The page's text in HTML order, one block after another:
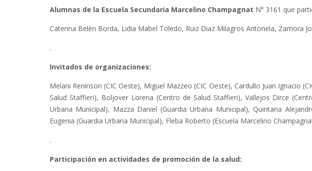
Alumnas de la Escuela Secundaria Marcelino Champagnat N° 3161 que
Caterina Belén Borda, Lidia Mabel Toledo, Ruiz Diaz Milagros Antonela, Zamora
.
Invitados de organizaciones:
Melani Reninson (CIC Oeste), Miguel Mazzeo (CIC Oeste), Cardullo Juan Ignacio
Salud Staffieri), Boljover Lorena (Centro de Salud Staffieri), Vallejos Dirce
Urbana Municipal), Mazza Daniel (Guardia Urbana Municipal), Quintana
Eugenia (Guardia Urbana Municipal), Fleba Roberto (Escuela Marcelino
.
Participación en actividades de promoción de la salud: